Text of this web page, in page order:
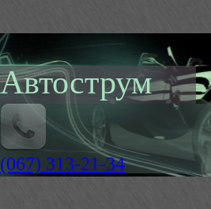
Автострум
(067) 313-21-34